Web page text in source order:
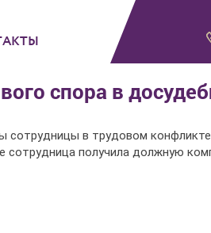
спора в
в трудовом конфликте
сотрудница получила должную